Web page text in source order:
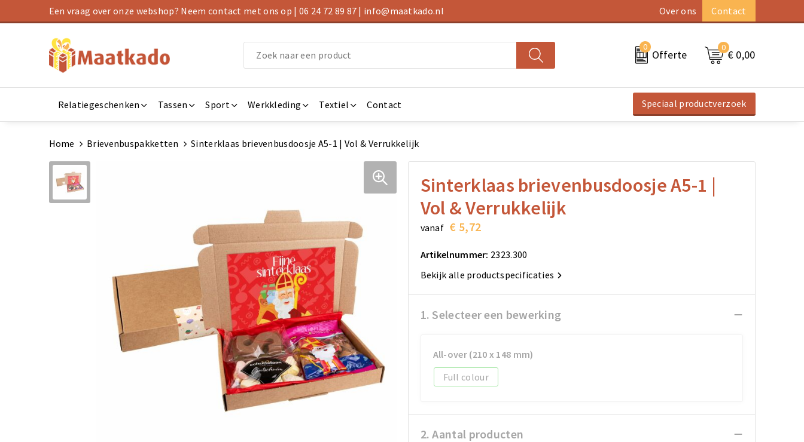
Een vraag over onze webshop? Neem contact met ons op | 06 24 72 89 87 | info@maatkado.nl Over ons Contact
0
Offerte
0
€ 0,00
Relatiegeschenken Tassen Sport Werkkleding Textiel Contact Speciaal productverzoek
Home Brievenbuspakketten Sinterklaas brievenbusdoosje A5-1 | Vol & Verrukkelijk
Sinterklaas brievenbusdoosje A5-1 |
Vol & Verrukkelijk
vanaf € 5,72
Artikelnummer: 2323.300
Bekijk alle productspecificaties
1. Selecteer een bewerking
All-over (210 x 148 mm)
Full colour
2. Aantal producten